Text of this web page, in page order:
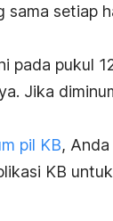
sama setiap
pada pukul
Jika
pil KB,
KB